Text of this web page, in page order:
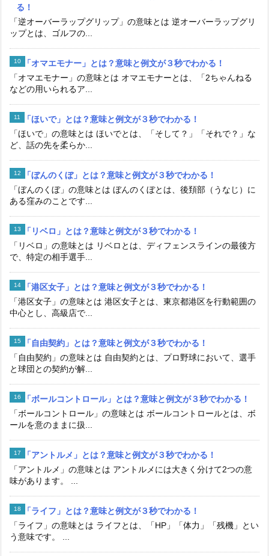
る！
「逆オーバーラップグリップ」の意味とは 逆オーバーラップグリ
ップとは、ゴルフの...
「オマエモナー」とは？意味と例文が３秒でわかる！
「オマエモナー」の意味とは オマエモナーとは、「2ちゃんねる
などの用いられるア...
「ほいで」とは？意味と例文が３秒でわかる！
「ほいで」の意味とは ほいでとは、「そして？」「それで？」な
ど、話の先を柔らか...
「ぼんのくぼ」とは？意味と例文が３秒でわかる！
「ぼんのくぼ」の意味とは ぼんのくぼとは、後頚部（うなじ）に
ある窪みのことです...
「リベロ」とは？意味と例文が３秒でわかる！
「リベロ」の意味とは リベロとは、ディフェンスラインの最後方
で、特定の相手選手...
「港区女子」とは？意味と例文が３秒でわかる！
「港区女子」の意味とは 港区女子とは、東京都港区を行動範囲の
中心とし、高級店で...
「自由契約」とは？意味と例文が３秒でわかる！
「自由契約」の意味とは 自由契約とは、プロ野球において、選手
と球団との契約が解...
「ボールコントロール」とは？意味と例文が３秒でわかる！
「ボールコントロール」の意味とは ボールコントロールとは、ボ
ールを意のままに扱...
「アントルメ」とは？意味と例文が３秒でわかる！
「アントルメ」の意味とは アントルメには大きく分けて2つの意
味があります。 ...
「ライフ」とは？意味と例文が３秒でわかる！
「ライフ」の意味とは ライフとは、「HP」「体力」「残機」とい
う意味です。 ...